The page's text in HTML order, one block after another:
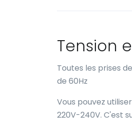
Tension
Toutes les prises
de 60Hz
Vous pouvez
220V-240V. C'est